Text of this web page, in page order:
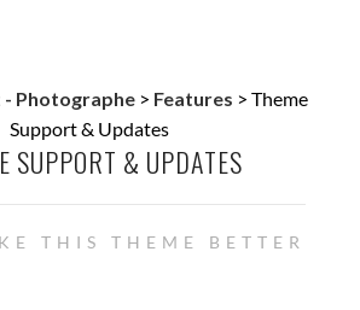
- Photographe> Features > Theme
Support & Updates
SUPPORT & UPDATES
THIS THEME BETTER